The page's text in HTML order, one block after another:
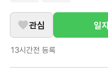
관심 일
13시간전 등록